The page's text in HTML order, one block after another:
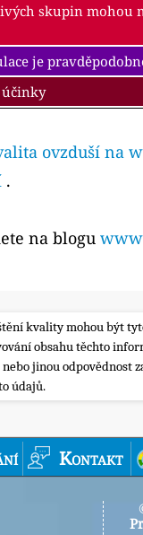
skupin mohou
je
ovzduší na
.
na blogu
kvality mohou být
obsahu těchto
jinou odpovědnost
údajů.
Kontakt